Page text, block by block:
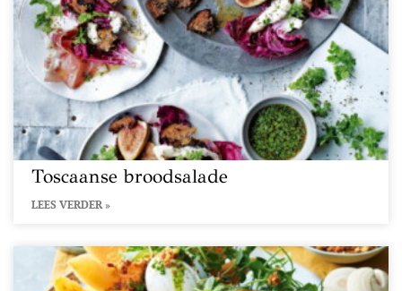
Toscaanse broodsalade
LEES VERDER »